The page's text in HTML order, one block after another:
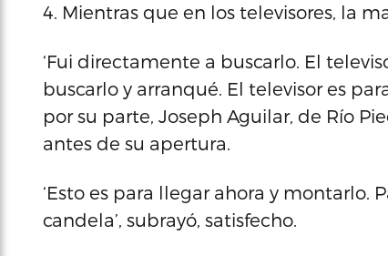
4. Mientras que en los televisores, la
‘Fui directamente a buscarlo. El
buscarlo y arranqué. El televisor es
por su parte, Joseph Aguilar, de Río
antes de su apertura.
‘Esto es para llegar ahora y montarlo.
candela’, subrayó, satisfecho.